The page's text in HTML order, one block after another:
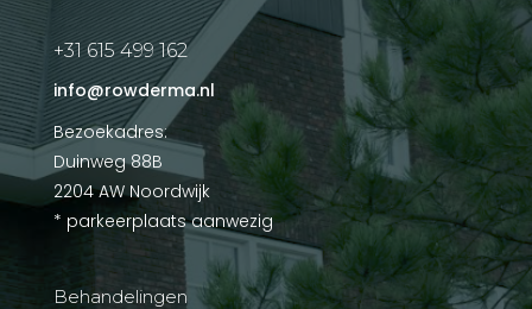
+31 615 499 162
info@rowderma.nl
Bezoekadres:
Duinweg 88B
2204 AW Noordwijk
* parkeerplaats aanwezig
Behandelingen